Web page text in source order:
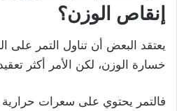
إنقاص الوزن؟
يعتقد البعض أن تناول التمر على
خسارة الوزن، لكن الأمر أكثر
فالتمر يحتوي على سعرات